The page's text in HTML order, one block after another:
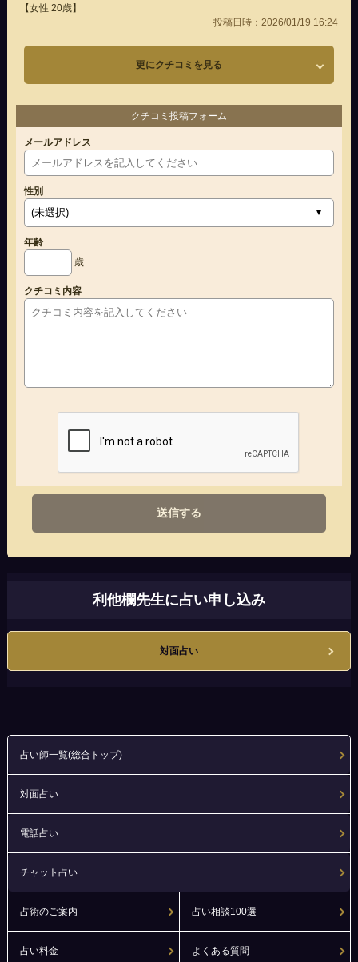
【女性 20歳】
投稿日時：2026/01/19 16:24
更にクチコミを見る
クチコミ投稿フォーム
メールアドレス
性別
年齢
歳
クチコミ内容
送信する
利他欄先生に占い申し込み
対面占い
占い師一覧(総合トップ)
対面占い
電話占い
チャット占い
占術のご案内 占い相談100選
占い料金 よくある質問